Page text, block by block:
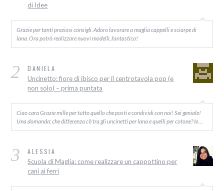
di Idee
Grazie per tanti preziosi consigli. Adoro lavorare a maglia cappelli e sciarpe di
lana. Ora potrò realizzare nuovi modelli, fantastico!
2 DANIELA
Uncinetto: fiore di ibisco per il centrotavola pop (e
non solo) – prima puntata
Ciao cara Grazie mille per tutto quello che posti e condividi con noi! Sei geniale!
Una domanda: che differenza c’è tra gli uncinetti per lana e quelli per cotone? Io…
3 ALESSIA
Scuola di Maglia: come realizzare un cappottino per
cani ai ferri